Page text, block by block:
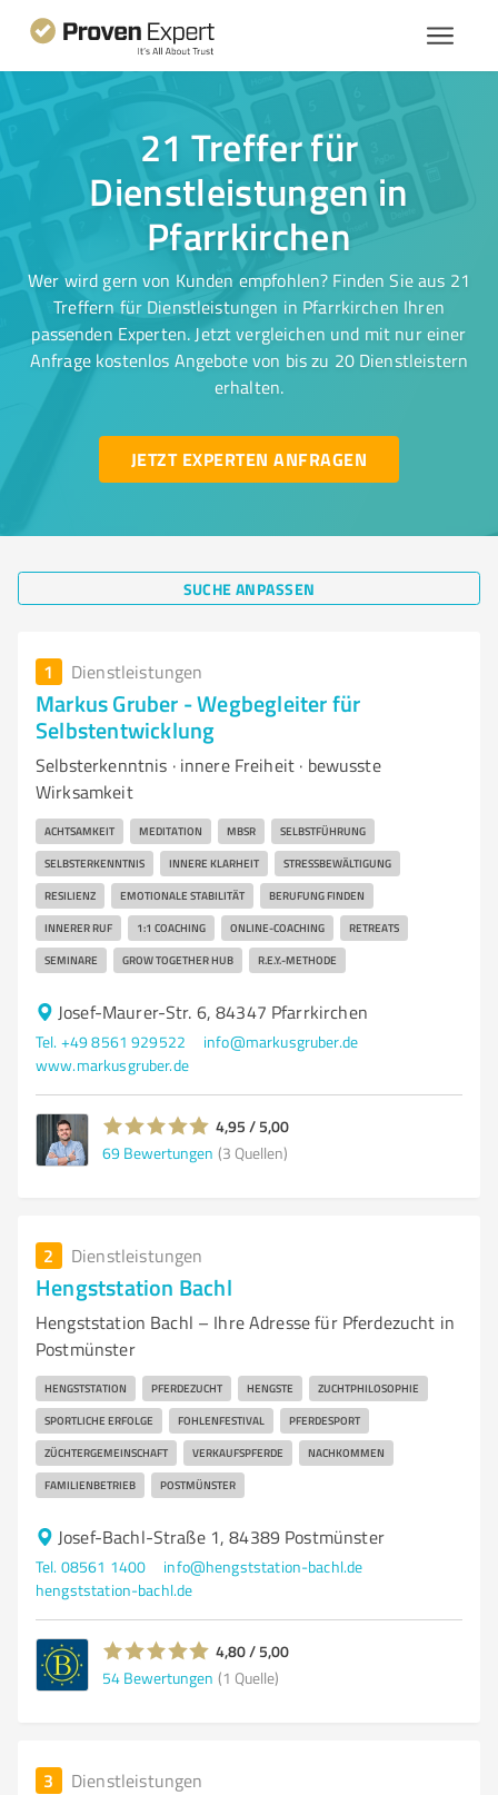
21 Treffer für
Dienstleistungen in
Pfarrkirchen
Wer wird gern von Kunden empfohlen? Finden Sie aus 21
Treffern für Dienstleistungen in Pfarrkirchen Ihren
passenden Experten. Jetzt vergleichen und mit nur einer
Anfrage kostenlos Angebote von bis zu 20 Dienstleistern
erhalten.
JETZT EXPERTEN ANFRAGEN
SUCHE ANPASSEN
1 Dienstleistungen
Markus Gruber - Wegbegleiter für
Selbstentwicklung
Selbsterkenntnis · innere Freiheit · bewusste
Wirksamkeit
ACHTSAMKEIT MEDITATION MBSR SELBSTFÜHRUNG
SELBSTERKENNTNIS INNERE KLARHEIT STRESSBEWÄLTIGUNG
RESILIENZ EMOTIONALE STABILITÄT BERUFUNG FINDEN
INNERER RUF 1:1 COACHING ONLINE-COACHING RETREATS
SEMINARE GROW TOGETHER HUB R.E.Y.-METHODE
Josef-Maurer-Str. 6, 84347 Pfarrkirchen
Tel. +49 8561 929522
info@markusgruber.de
www.markusgruber.de
4,95 / 5,00
69 Bewertungen (3 Quellen)
2 Dienstleistungen
Hengststation Bachl
Hengststation Bachl – Ihre Adresse für Pferdezucht in
Postmünster
HENGSTSTATION PFERDEZUCHT HENGSTE ZUCHTPHILOSOPHIE
SPORTLICHE ERFOLGE FOHLENFESTIVAL PFERDESPORT
ZÜCHTERGEMEINSCHAFT VERKAUFSPFERDE NACHKOMMEN
FAMILIENBETRIEB POSTMÜNSTER
Josef-Bachl-Straße 1, 84389 Postmünster
Tel. 08561 1400
info@hengststation-bachl.de
hengststation-bachl.de
4,80 / 5,00
54 Bewertungen (1 Quelle)
3 Dienstleistungen